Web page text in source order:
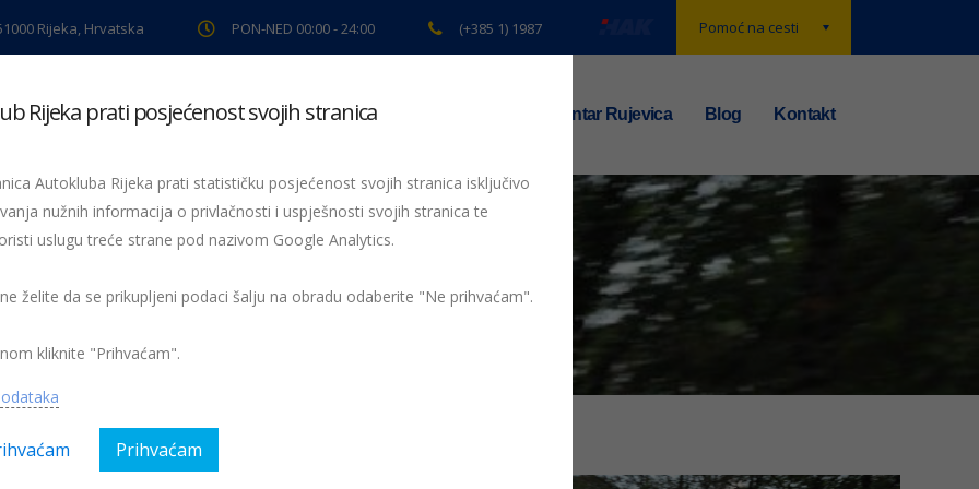
Pomoć na cesti
Rijeka, Hrvatska PON-NED 00:00 - 24:00 (+385 1) 1987
pregled Pomoć na cesti Servis Preventiva TS centar Rujevica Blog Kontakt
u Buzetu Petrić- Opatija 2012
Rijeka prati posjećenost svojih stranica
Autokluba Rijeka prati statističku posjećenost svojih stranica isključivo
nužnih informacija o privlačnosti i uspješnosti svojih stranica te
uslugu treće strane pod nazivom Google Analytics.
želite da se prikupljeni podaci šalju na obradu odaberite "Ne prihvaćam".
kliknite "Prihvaćam".
Prihvaćam